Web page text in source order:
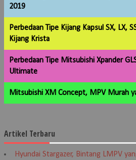
2019
Perbedaan Tipe Kijang Kapsul SX, LX,
Kijang Krista
Perbedaan Tipe Mitsubishi Xpander
Ultimate
Mitsubishi XM Concept, MPV Murah
Artikel Terbaru
Hyundai Stargazer, Bintang LMPV